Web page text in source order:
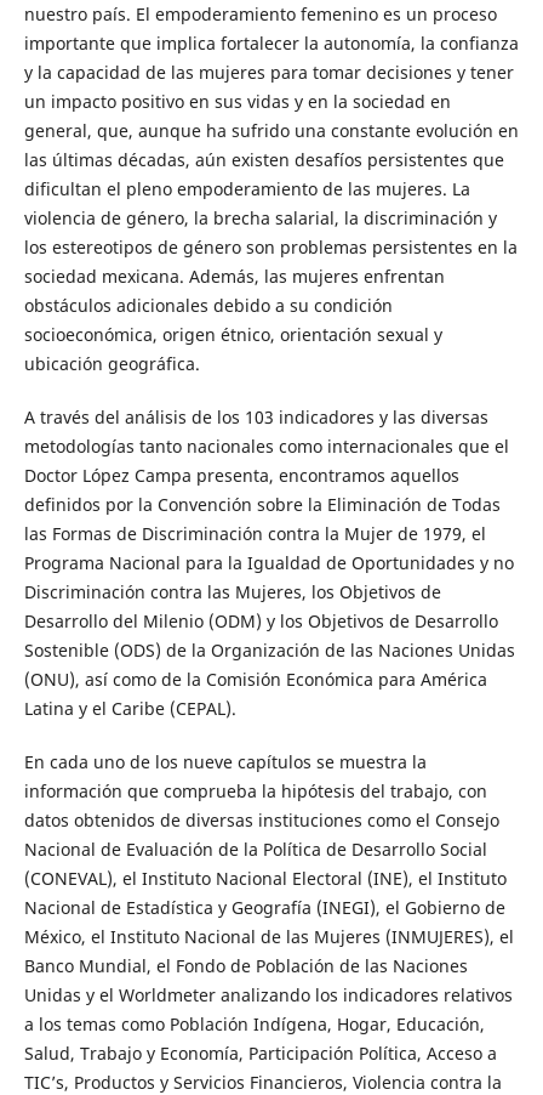
nuestro país. El empoderamiento femenino es un proceso
importante que implica fortalecer la autonomía, la confianza
y la capacidad de las mujeres para tomar decisiones y tener
un impacto positivo en sus vidas y en la sociedad en
general, que, aunque ha sufrido una constante evolución en
las últimas décadas, aún existen desafíos persistentes que
dificultan el pleno empoderamiento de las mujeres. La
violencia de género, la brecha salarial, la discriminación y
los estereotipos de género son problemas persistentes en la
sociedad mexicana. Además, las mujeres enfrentan
obstáculos adicionales debido a su condición
socioeconómica, origen étnico, orientación sexual y
ubicación geográfica.
A través del análisis de los 103 indicadores y las diversas
metodologías tanto nacionales como internacionales que el
Doctor López Campa presenta, encontramos aquellos
definidos por la Convención sobre la Eliminación de Todas
las Formas de Discriminación contra la Mujer de 1979, el
Programa Nacional para la Igualdad de Oportunidades y no
Discriminación contra las Mujeres, los Objetivos de
Desarrollo del Milenio (ODM) y los Objetivos de Desarrollo
Sostenible (ODS) de la Organización de las Naciones Unidas
(ONU), así como de la Comisión Económica para América
Latina y el Caribe (CEPAL).
En cada uno de los nueve capítulos se muestra la
información que comprueba la hipótesis del trabajo, con
datos obtenidos de diversas instituciones como el Consejo
Nacional de Evaluación de la Política de Desarrollo Social
(CONEVAL), el Instituto Nacional Electoral (INE), el Instituto
Nacional de Estadística y Geografía (INEGI), el Gobierno de
México, el Instituto Nacional de las Mujeres (INMUJERES), el
Banco Mundial, el Fondo de Población de las Naciones
Unidas y el Worldmeter analizando los indicadores relativos
a los temas como Población Indígena, Hogar, Educación,
Salud, Trabajo y Economía, Participación Política, Acceso a
TIC’s, Productos y Servicios Financieros, Violencia contra la